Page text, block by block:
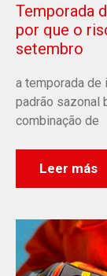
Temporada
por que o
setembro
a temporada
padrão sazonal
combinação de
Leer más